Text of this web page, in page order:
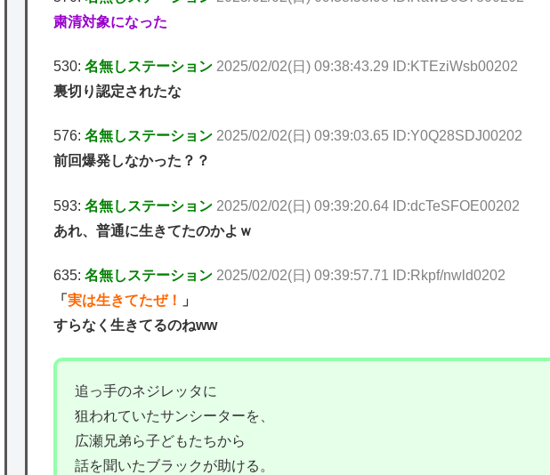
粛清対象になった
530: 名無しステーション 2025/02/02(日) 09:38:43.29 ID:KTEziWsb00202
裏切り認定されたな
576: 名無しステーション 2025/02/02(日) 09:39:03.65 ID:Y0Q28SDJ00202
前回爆発しなかった？？
593: 名無しステーション 2025/02/02(日) 09:39:20.64 ID:dcTeSFOE00202
あれ、普通に生きてたのかよｗ
635: 名無しステーション 2025/02/02(日) 09:39:57.71 ID:Rkpf/nwld0202
「 実は生きてたぜ！
」
すらなく生きてるのねww
追っ手のネジレッタに
狙われていたサンシーターを、
広瀬兄弟ら子どもたちから
話を聞いたブラックが助ける。